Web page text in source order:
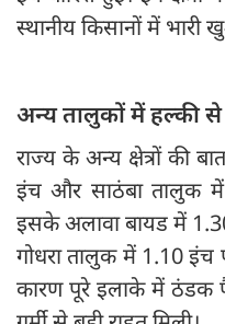
स्थानीय किसानों में भारी
अन्य तालुकों में हल्की
राज्य के अन्य क्षेत्रों की
इंच और साठंबा तालुक में
इसके अलावा बायड में
गोधरा तालुक में 1.10 इंच
कारण पूरे इलाके में ठंडक